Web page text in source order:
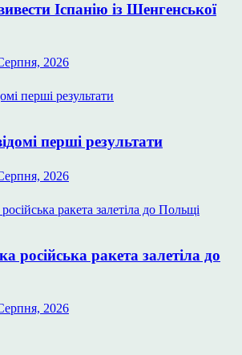
Іспанію із Шенгенської
2026
перші результати
2026
російська ракета залетіла до
2026